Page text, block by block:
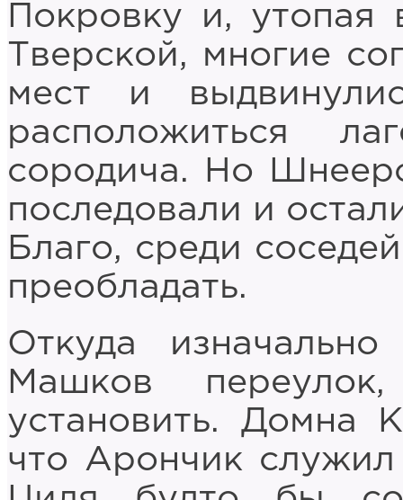
Покровку и,
Тверской, многие
мест и
расположиться
сородича. Но
последовали и
Благо, среди
преобладать.
Откуда
Машков
установить. Домна
что Арончик